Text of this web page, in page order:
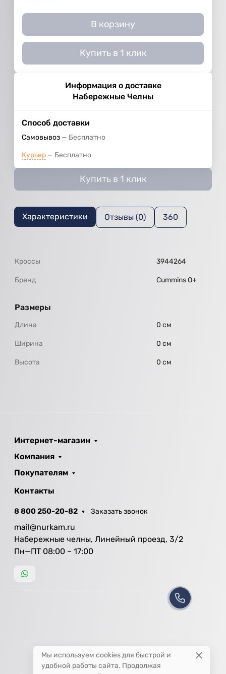
В корзину
Купить в 1 клик
Информация о доставке
Набережные Челны
Способ доставки
Самовывоз Бесплатно
Курьер Бесплатно
Купить в 1 клик
Характеристики Отзывы (0) 360
Кроссы 3944264
Бренд Cummins O+
Размеры
Длина 0 см
Ширина 0 см
Высота 0 см
Интернет-магазин
Компания
Покупателям
Контакты
8 800 250-20-82 Заказать звонок
mail@nurkam.ru
Набережные челны, Линейный проезд, 3/2
Пн—ПТ 08:00 – 17:00
Мы используем cookies для быстрой и
удобной работы сайта. Продолжая